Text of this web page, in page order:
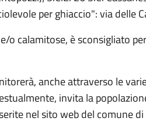
per ghiaccio": via delle
o calamitose, è sconsigliato
anche attraverso le
invita la
nel sito web del comune